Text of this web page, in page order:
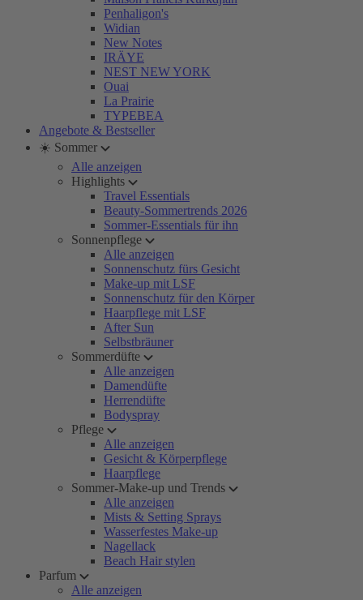
Penhaligon's
Widian
New Notes
IRÄYE
NEST NEW YORK
Ouai
La Prairie
TYPEBEA
Angebote & Bestseller
☀️ Sommer
Alle anzeigen
Highlights
Travel Essentials
Beauty-Sommertrends 2026
Sommer-Essentials für ihn
Sonnenpflege
Alle anzeigen
Sonnenschutz fürs Gesicht
Make-up mit LSF
Sonnenschutz für den Körper
Haarpflege mit LSF
After Sun
Selbstbräuner
Sommerdüfte
Alle anzeigen
Damendüfte
Herrendüfte
Bodyspray
Pflege
Alle anzeigen
Gesicht & Körperpflege
Haarpflege
Sommer-Make-up und Trends
Alle anzeigen
Mists & Setting Sprays
Wasserfestes Make-up
Nagellack
Beach Hair stylen
Parfum
Alle anzeigen